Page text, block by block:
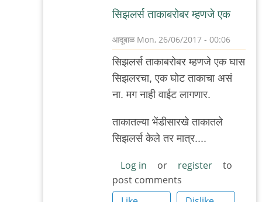
सिझलर्स ताकाबरोबर म्हणजे एक
आदूबाळMon, 26/06/2017 - 00:06
In
reply
by
'न'वी
सिझलर्स ताकाबरोबर म्हणजे एक घास
सिझलरचा, एक घोट ताकाचा असं
ना. मग नाही वाईट लागणार.
ताकातल्या भेंडीसारखे ताकातले
सिझलर्स केले तर मात्र....
Log in or register
to
post comments